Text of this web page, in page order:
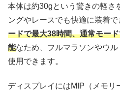
本体は約30gという驚きの軽さ
ングやレースでも快適に装着で
ードで最大38時間、通常モー
能なため、フルマラソンやウ
使用できます。
ディスプレイにはMIP（メモリ